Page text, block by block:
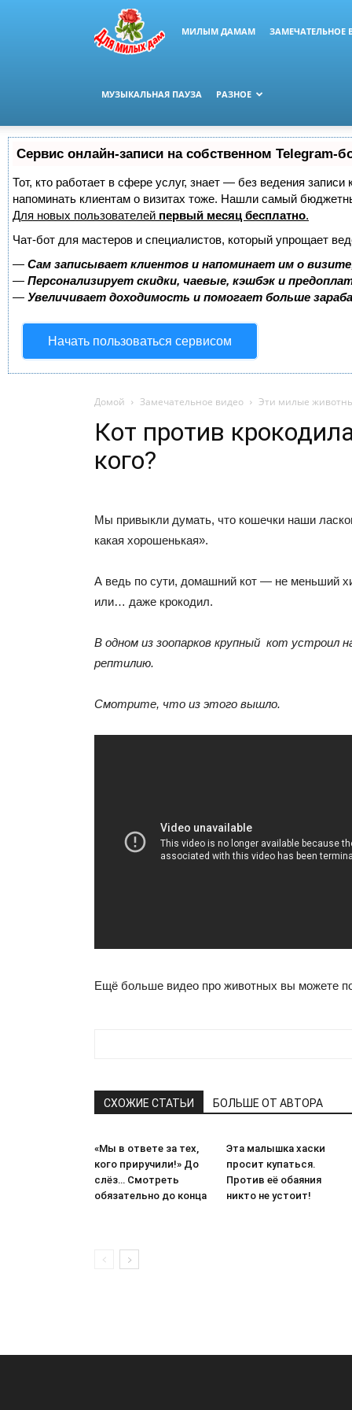
МИЛЫМ ДАМАМ ЗАМЕЧАТЕЛЬНОЕ
МУЗЫКАЛЬНАЯ ПАУЗА РАЗНОЕ
Сервис онлайн-записи на собственном Telegram-
Тот, кто работает в сфере услуг, знает — без ведения
напоминать клиентам о визитах тоже. Нашли самый
Для новых пользователей первый месяц бесплатно.
Чат-бот для мастеров и специалистов, который упрощает
— Сам записывает клиентов и напоминает им о
— Персонализирует скидки, чаевые, кэшбэк и
— Увеличивает доходимость и помогает больше
Начать пользоваться сервисом
Домой Замечательное видео Эти милые
Кот против
кого?
Мы привыкли думать, что кошечки наши
какая хорошенькая».
А ведь по сути, домашний кот — не меньший
или… даже крокодил.
В одном из зоопарков крупный кот устроил
рептилию.
Смотрите, что из этого вышло.
Ещё больше видео про животных вы можете
СХОЖИЕ СТАТЬИ БОЛЬШЕ ОТ АВТОРА
«Мы в ответе за тех,
кого приручили!» До
слёз… Смотреть
обязательно до конца
Эта малышка хаски
просит купаться.
Против её обаяния
никто не устоит!